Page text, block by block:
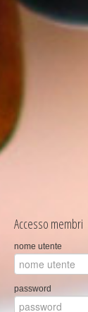
Accesso membri
nome utente
password